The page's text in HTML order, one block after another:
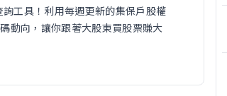
工具！利用每週更新的集保戶股權
動向，讓你跟著大股東買股票賺大